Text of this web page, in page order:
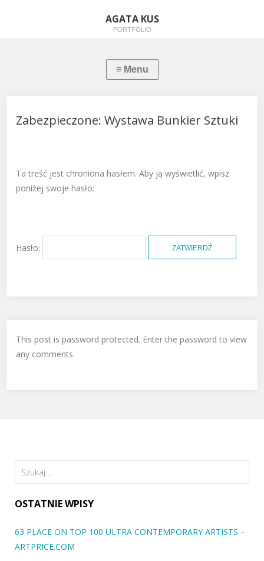
AGATA KUS
PORTFOLIO
Zabezpieczone: Wystawa Bunkier Sztuki
Ta treść jest chroniona hasłem. Aby ją wyświetlić, wpisz
poniżej swoje hasło:
Hasło:
This post is password protected. Enter the password to view
any comments.
Szukaj:
OSTATNIE WPISY
63 PLACE ON TOP 100 ULTRA CONTEMPORARY ARTISTS –
ARTPRICE.COM